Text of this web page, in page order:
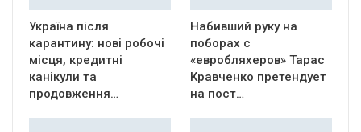
Україна після
карантину: нові робочі
місця, кредитні
канікули та
продовження…
Набивший руку на
поборах с
«евробляхеров» Тарас
Кравченко претендует
на пост…